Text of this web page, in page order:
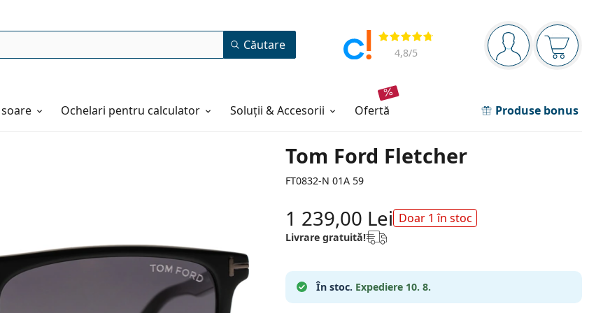
Panou de navigare
Sunteți logat
Coșul
Opinii
4,8/5
Căutare
Ochelari pentru calculator Soluții & Accesorii ofertă Produse bonus
Tom Ford Fletcher
FT0832-N 01A 59
1 239,00 Lei Doar 1 în stoc
Livrare gratuită!
În stoc. Expediere 10. 8.